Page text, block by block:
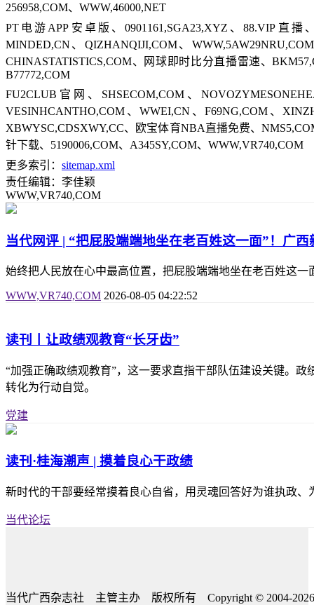
256958,COM、WWW,46000,NET
PT电游APP安卓版、0901161,SGA23,XYZ、88.VIP直播
MINDED,CN、QIZHANQIJI,COM、
CHINASTATISTICS,COM、网球即时比分直播雷速、
B77772,COM
FU2CLUB官网、SHSECOM,COM、
VESINHCANTHO,COM、WWEI,CN、F69NG,COM、
XBWYSC,CDSXWY,CC、欧宝体育NBA直播免费、
针下载、5190006,COM、A345SY,COM、WWW,VR740,COM
更多索引： sitemap.xml
责任编辑：李佳颖
WWW,VR740,COM
当代网评 | “把屁股端端地坐在老百姓这一面”！广
始终把人民放在心中最高位置，把屁股端端地坐在老百姓这
WWW,VR740,COM 2026-08-05 04:22:52
读刊丨让政绩观教育“长牙齿”
“加强正确政绩观教育”，这一要求直指干部队伍建设关键。
转化为行动自觉。
党建
读刊·桂海潮声 | 摸着良心干政绩
新时代的干部要经常摸着良心自省，用灵魂回答好为谁执政
当代论坛
当代广西杂志社 主管主办 版权所有 Copyright © 2004-2026